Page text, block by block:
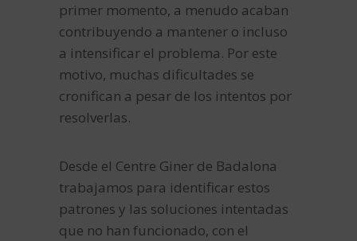
primer momento, a menudo acaban
contribuyendo a mantener o incluso
a intensificar el problema. Por este
motivo, muchas dificultades se
cronifican a pesar de los intentos por
resolverlas.
Desde el Centre Giner de Badalona
trabajamos para identificar estos
patrones y las soluciones intentadas
que no han funcionado, con el